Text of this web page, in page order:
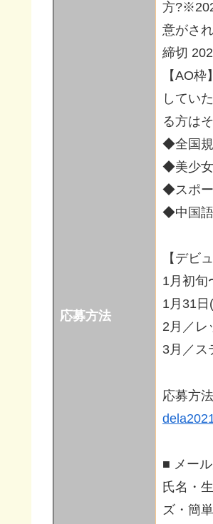
応募方法
方
意がさ
締切
【AO
してい
る方は
◆全国規
◆美少女
◆スポー
◆中国語
【デビ
1月初旬
1月31
2月／レ
3月／ス
応募方法
■ メー
氏名・
ズ・簡